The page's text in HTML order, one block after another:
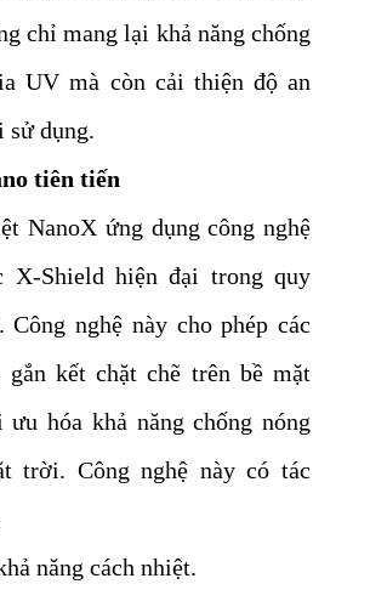
chỉ mang lại khả năng chống
UV mà còn cải thiện độ an
sử dụng.
tiên tiến
NanoX ứng dụng công nghệ
X-Shield hiện đại trong quy
Công nghệ này cho phép các
gắn kết chặt chẽ trên bề mặt
hóa khả năng chống nóng
trời. Công nghệ này có tác
năng cách nhiệt.